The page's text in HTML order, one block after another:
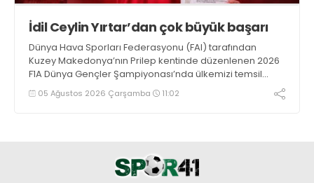
İdil Ceylin Yırtar’dan çok büyük başarı
Dünya Hava Sporları Federasyonu (FAI) tarafından
Kuzey Makedonya’nın Prilep kentinde düzenlenen 2026
F1A Dünya Gençler Şampiyonası’nda ülkemizi temsil
eden millî sporcumuz İdil Ceylin YIRTAR, büyük bir
başarıya imza atarak Dünya ikincisi oldu.
05 Ağustos 2026 Çarşamba 11:02